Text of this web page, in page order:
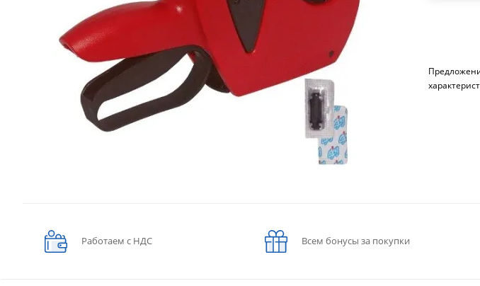
Работаем с НДС Всем бонусы за покупки